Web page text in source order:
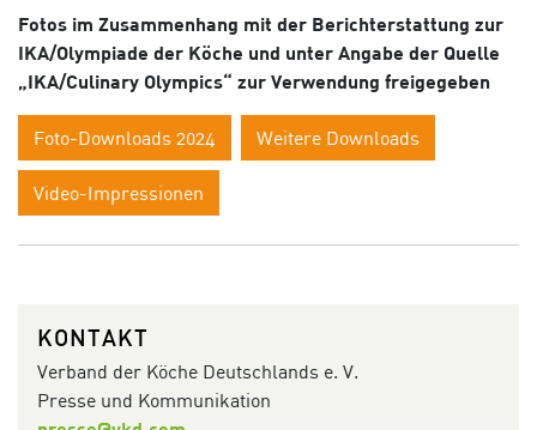
Fotos im Zusammenhang mit der Berichterstattung zur
IKA/Olympiade der Köche und unter Angabe der Quelle
„IKA/Culinary Olympics“ zur Verwendung freigegeben
Foto-Downloads 2024 Weitere Downloads
Video-Impressionen
KONTAKT
Verband der Köche Deutschlands e. V.
Presse und Kommunikation